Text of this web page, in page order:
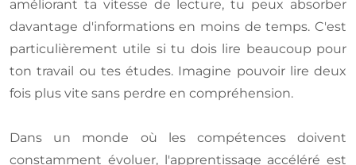
améliorant ta vitesse de lecture, tu peux absorber
davantage d'informations en moins de temps. C'est
particulièrement utile si tu dois lire beaucoup pour
ton travail ou tes études. Imagine pouvoir lire deux
fois plus vite sans perdre en compréhension.
Dans un monde où les compétences doivent
constamment évoluer, l'apprentissage accéléré est